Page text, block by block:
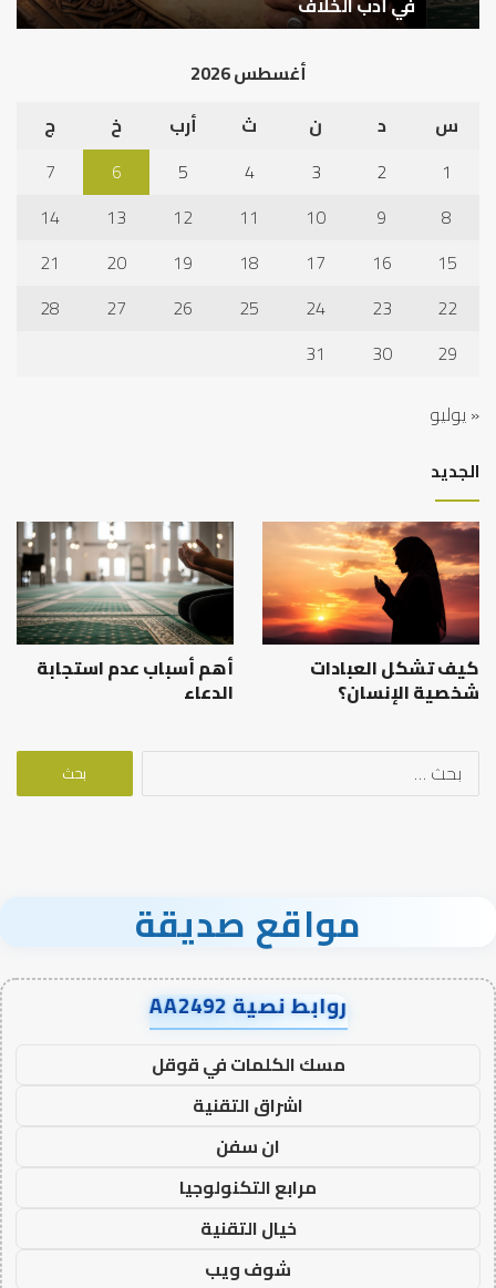
أدب
أغسطس 2026
س
د ن ث أرب خ
ج
1
2
3
4
5
6
7
8
9
10
11
12
13
14
15
16
17
18
19
20
21
22
23
24
25
26
27
28
29
30
31
« يوليو
الجديد
كيف تشكل العبادات
شخصية الإنسان؟
أهم أسباب عدم استجابة
الدعاء
البحث
مواقع صديقة
روابط نصية AA2492
مسك الكلمات في قوقل
اشراق التقنية
ان سفن
مرابع التكنولوجيا
خيال التقنية
شوف ويب